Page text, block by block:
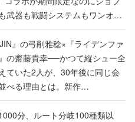
武器も戦闘システムもワンオフ
れた理由を両ディレクターに聞
』の弓削雅稔×『ライデンファ
の齋藤貴幸──かつて縦シュー全
ていた2人が、30年後に同じ会
べる理由とは。新作
EXTREME』で初タッグを組
ンド2人に訊く開発秘話
分、ルート分岐100種類以